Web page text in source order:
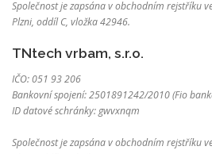
Společnost je zapsána v obchodním rejstříku
Plzni, oddíl C, vložka 42946.
TNtech vrbam, s.r.o.
IČO: 051 93 206
Bankovní spojení: 2501891242/2010 (Fio
ID datové schránky: gwvxnqm
Společnost je zapsána v obchodním rejstříku